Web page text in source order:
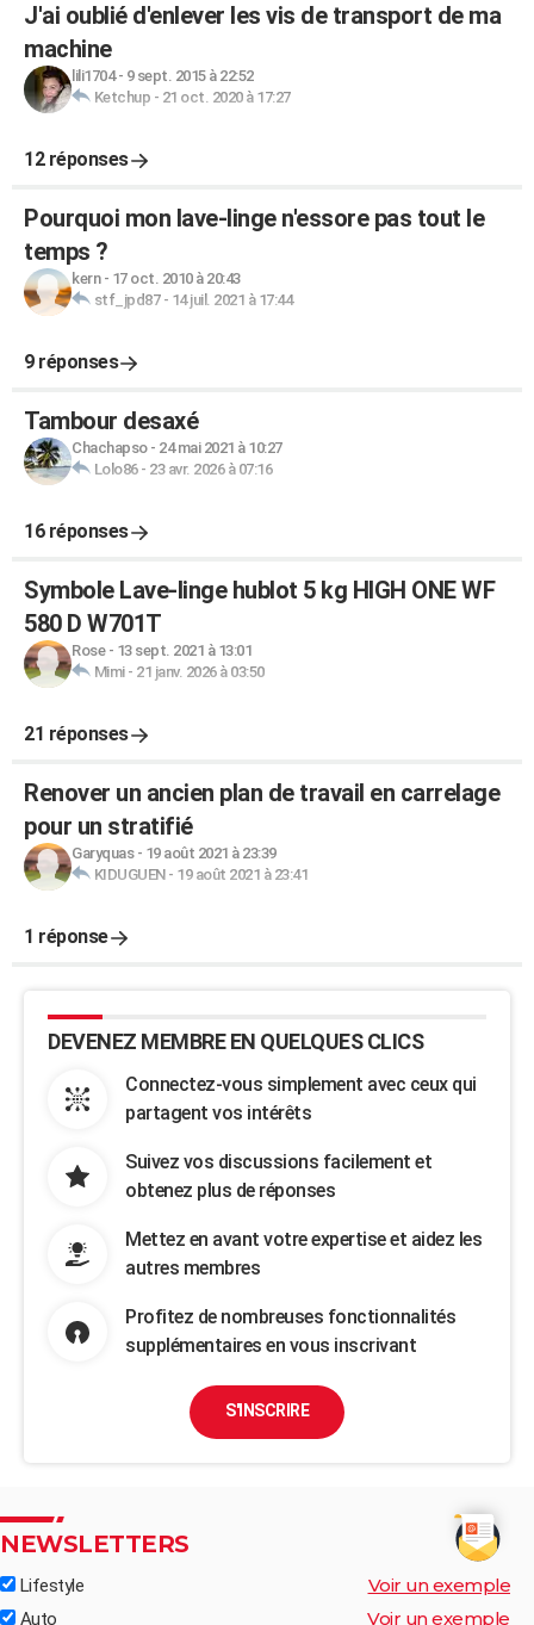
J'ai oublié d'enlever les vis de transport de ma
machine
lili1704- 9 sept. 2015 à 22:52
Ketchup - 21 oct. 2020 à 17:27
12 réponses
Pourquoi mon lave-linge n'essore pas tout le
temps ?
kern- 17 oct. 2010 à 20:43
stf_jpd87- 14 juil. 2021 à 17:44
9 réponses
Tambour desaxé
Chachapso- 24 mai 2021 à 10:27
Lolo86- 23 avr. 2026 à 07:16
16 réponses
Symbole Lave-linge hublot 5 kg HIGH ONE WF
580 D W701T
Rose- 13 sept. 2021 à 13:01
Mimi- 21 janv. 2026 à 03:50
21 réponses
Renover un ancien plan de travail en carrelage
pour un stratifié
Garyquas- 19 août 2021 à 23:39
KIDUGUEN- 19 août 2021 à 23:41
1 réponse
DEVENEZ MEMBRE EN QUELQUES CLICS
Connectez-vous simplement avec ceux qui
partagent vos intérêts
Suivez vos discussions facilement et
obtenez plus de réponses
Mettez en avant votre expertise et aidez les
autres membres
Profitez de nombreuses fonctionnalités
supplémentaires en vous inscrivant
S'INSCRIRE
NEWSLETTERS
Lifestyle Voir un exemple
Auto Voir un exemple